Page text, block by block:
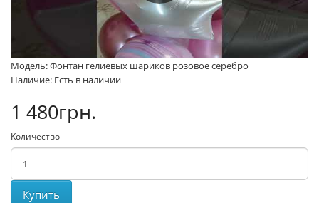
Модель: Фонтан гелиевых шариков розовое серебро
Наличие: Есть в наличии
1 480грн.
Количество
Купить